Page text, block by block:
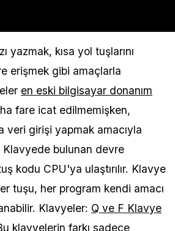
yazmak, kısa yol tuşlarını
erişmek gibi amaçlarla
en eski bilgisayar donanım
fare icat edilmemişken,
veri girişi yapmak amacıyla
Klavyede bulunan devre
kodu CPU'ya ulaştırılır. Klavye
tuşu, her program kendi amacı
Klavyeler: Q ve F Klavye
klavyelerin farkı sadece